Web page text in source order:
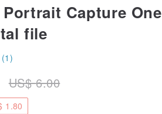
Portrait Capture One
file
(1)
US$6.00
1.80